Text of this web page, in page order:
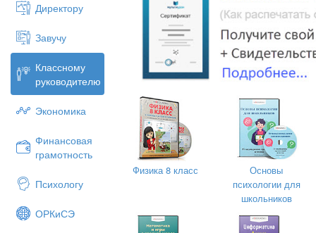
Директору
Завучу
Классному
руководителю
Экономика
Финансовая
грамотность
Психологу
ОРКиСЭ
Физика 8 класс
Основы
психологии для
школьников